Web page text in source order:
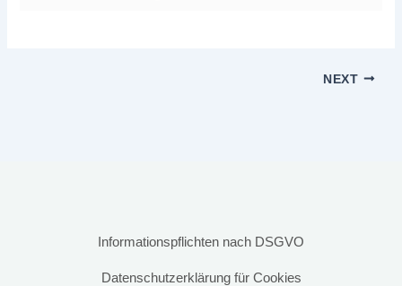
NEXT
Informationspflichten nach DSGVO
Datenschutzerklärung für Cookies